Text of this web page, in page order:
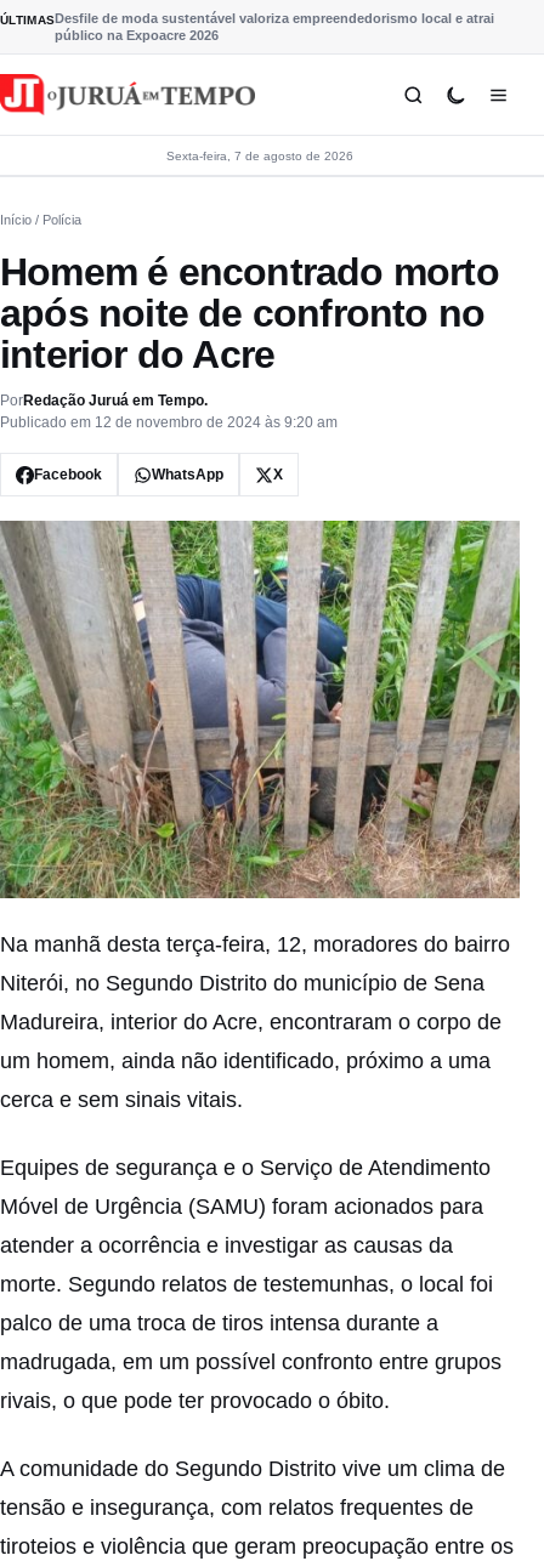
Pular para o conteúdo
ÚLTIMASDesfile de moda sustentável valoriza empreendedorismo local e atrai
público na Expoacre 2026
Sexta-feira, 7 de agosto de 2026
Início / Polícia
Homem é encontrado morto
após noite de confronto no
interior do Acre
PorRedação Juruá em Tempo.
Publicado em 12 de novembro de 2024 às 9:20 am
Facebook WhatsApp X
Na manhã desta terça-feira, 12, moradores do bairro
Niterói, no Segundo Distrito do município de Sena
Madureira, interior do Acre, encontraram o corpo de
um homem, ainda não identificado, próximo a uma
cerca e sem sinais vitais.
Equipes de segurança e o Serviço de Atendimento
Móvel de Urgência (SAMU) foram acionados para
atender a ocorrência e investigar as causas da
morte. Segundo relatos de testemunhas, o local foi
palco de uma troca de tiros intensa durante a
madrugada, em um possível confronto entre grupos
rivais, o que pode ter provocado o óbito.
A comunidade do Segundo Distrito vive um clima de
tensão e insegurança, com relatos frequentes de
tiroteios e violência que geram preocupação entre os